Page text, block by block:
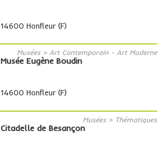
14600 Honfleur (F)
Musées > Art Contemporain - Art Moderne
Musée Eugène Boudin
14600 Honfleur (F)
Musées > Thématiques
Citadelle de Besançon